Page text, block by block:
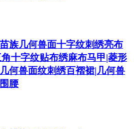
族几何兽面十字纹刺绣亮布
十字纹贴布绣麻布马甲|菱形
何兽面纹刺绣百褶裙|几何兽
腰